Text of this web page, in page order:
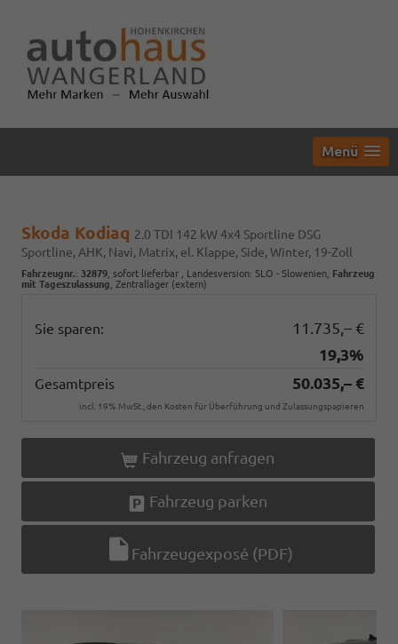
Menü
Skoda Kodiaq 2.0 TDI 142 kW 4x4 Sportline DSG
Sportline, AHK, Navi, Matrix, el. Klappe, Side, Winter, 19-Zoll
Fahrzeugnr.: 32879 sofort lieferbar , Landesversion: SLO - Slowenien, Fahrzeug
mit Tageszulassung , Zentrallager (extern)
Sie sparen:
11.735,– €
19,3%
Gesamtpreis 50.035,– €
incl. 19% MwSt., den Kosten für Überführung und Zulassungspapieren
Fahrzeug anfragen
Fahrzeug parken
Fahrzeugexposé (PDF)